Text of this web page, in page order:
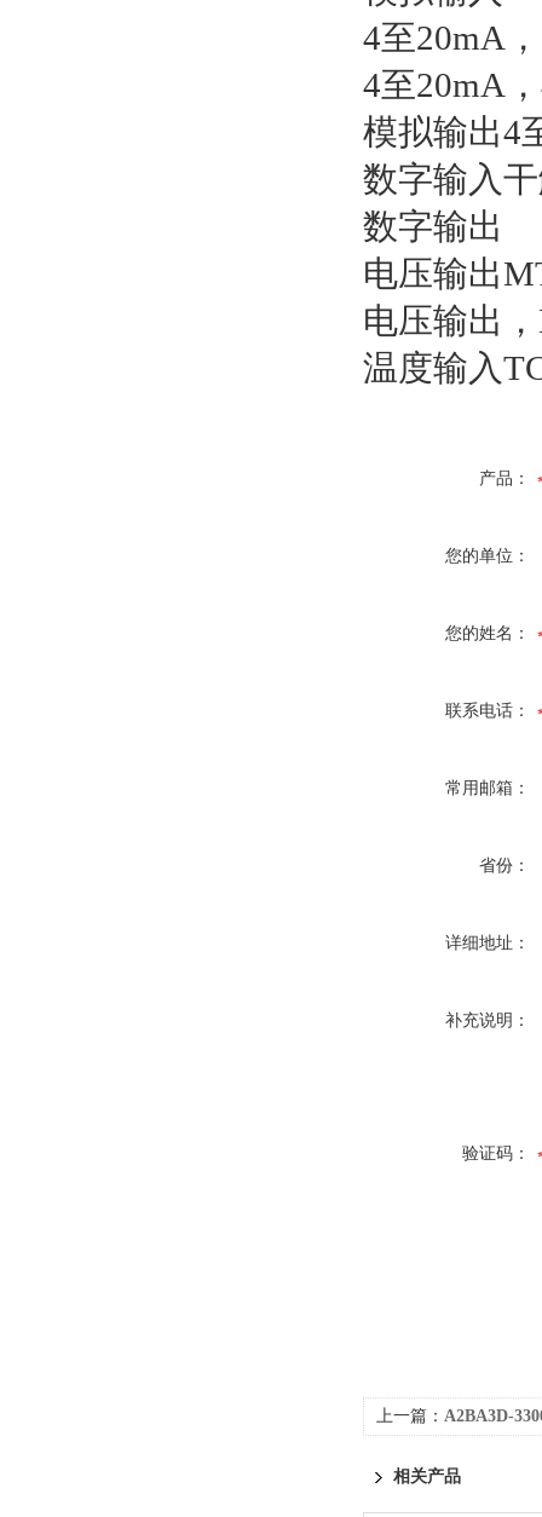
4至20mA
4至20mA
模拟输出4
数字输入
数字输出
电压输出
电压输出
温度输入
产品：
您的单位：
您的姓名：
联系电话：
常用邮箱：
省份：
详细地址：
补充说明：
验证码：
上一篇： A2BA3D-
相关产品